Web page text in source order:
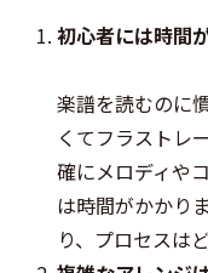
初心者には時間
楽譜を読むのに
くてフラストレ
確にメロディや
は時間がかかり
り、プロセスは